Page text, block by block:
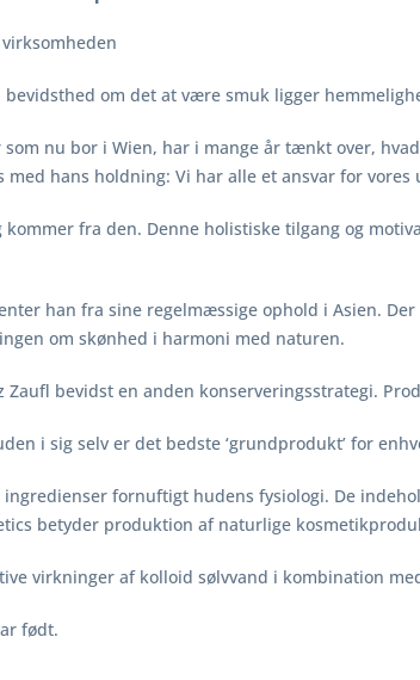
om det at være smuk ligger
som nu bor i Wien, har i mange år tænkt over,
hans holdning: Vi har alle et ansvar for vores
fra den. Denne holistiske tilgang og
han fra sine regelmæssige ophold i Asien.
om skønhed i harmoni med naturen.
Zaufl bevidst en anden konserveringsstrategi.
i sig selv er det bedste ‘grundprodukt’ for
fornuftigt hudens fysiologi. De
betyder produktion af naturlige
virkninger af kolloid sølvvand i kombination
født.